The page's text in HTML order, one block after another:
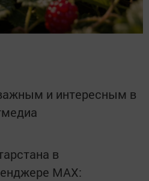
и интересным в
в
MАХ: